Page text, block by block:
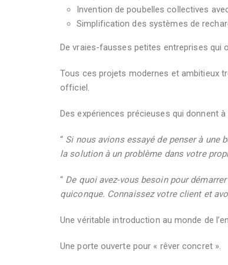
Invention de poubelles collectives
Simplification des systèmes de
De vraies-fausses petites entreprises qui
Tous ces projets modernes et ambitieux
officiel.
Des expériences précieuses qui donnent
“ Si nous avions essayé de penser à une
la solution à un problème dans votre
“ De quoi avez-vous besoin pour
quiconque. Connaissez votre client et
Une véritable introduction au monde de
Une porte ouverte pour « rêver concret ».